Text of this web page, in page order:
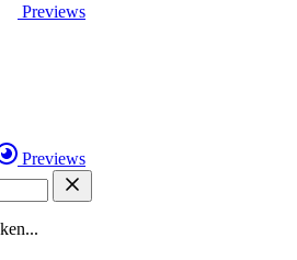
Previews
Previews